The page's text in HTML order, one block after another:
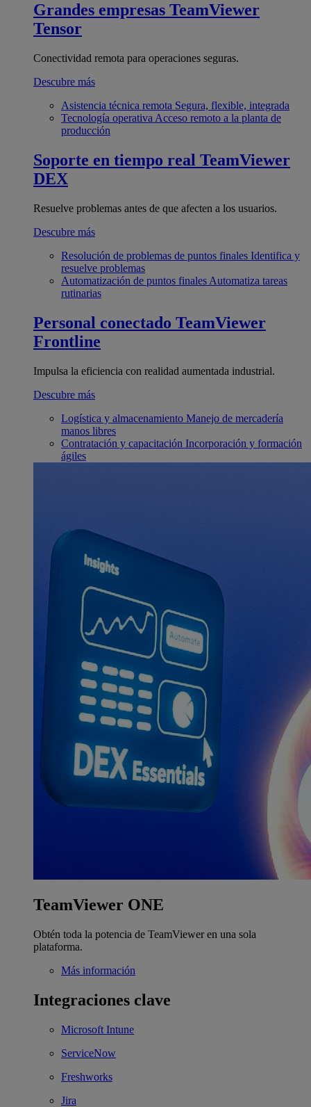
Grandes empresas TeamViewer
Tensor
Conectividad remota para operaciones seguras.
Descubre más
Asistencia técnica remota Segura, flexible, integrada
Tecnología operativa Acceso remoto a la planta de
producción
Soporte en tiempo real TeamViewer
DEX
Resuelve problemas antes de que afecten a los usuarios.
Descubre más
Resolución de problemas de puntos finales Identifica y
resuelve problemas
Automatización de puntos finales Automatiza tareas
rutinarias
Personal conectado TeamViewer
Frontline
Impulsa la eficiencia con realidad aumentada industrial.
Descubre más
Logística y almacenamiento Manejo de mercadería
manos libres
Contratación y capacitación Incorporación y formación
ágiles
TeamViewer ONE
Obtén toda la potencia de TeamViewer en una sola
plataforma.
Más información
Integraciones clave
Microsoft Intune
ServiceNow
Freshworks
Jira